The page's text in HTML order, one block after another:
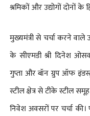
श्रमिकों और उद्योगों दोनों के
मुख्यमंत्री से चर्चा करने वाले
के सीएमडी श्री दिनेश
गुप्ता और बॉन ग्रुप ऑफ
स्टील क्षेत्र से टीके स्टील
निवेश अवसरों पर चर्चा की।